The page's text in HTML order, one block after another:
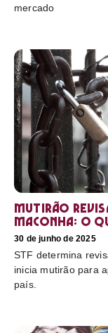
mercado
Mutirão
maconha: o
30 de junho de 2025
STF determina
inicia mutirão para
país.